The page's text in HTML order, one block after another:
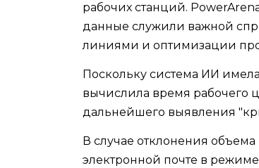
рабочих станций.
данные служили важной
линиями и оптимизации
Поскольку система ИИ
вычислила время рабочего
дальнейшего выявления
В случае отклонения
электронной почте в